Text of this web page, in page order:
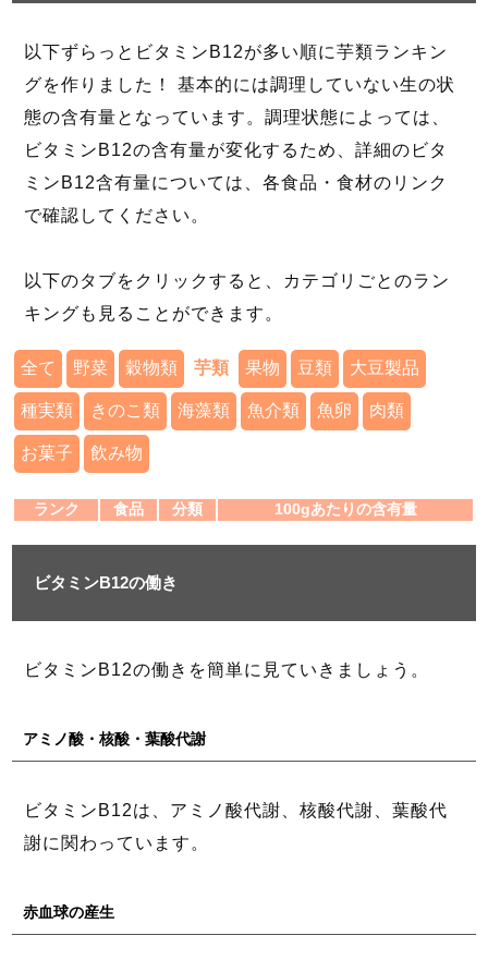
以下ずらっとビタミンB12が多い順に芋類ランキン
グを作りました！ 基本的には調理していない生の状
態の含有量となっています。調理状態によっては、
ビタミンB12の含有量が変化するため、詳細のビタ
ミンB12含有量については、各食品・食材のリンク
で確認してください。
以下のタブをクリックすると、カテゴリごとのラン
キングも見ることができます。
全て 野菜 穀物類 芋類 果物 豆類 大豆製品
種実類 きのこ類 海藻類 魚介類 魚卵 肉類
お菓子 飲み物
ランク 食品 分類 100gあたりの含有量
ビタミンB12の働き
ビタミンB12の働きを簡単に見ていきましょう。
アミノ酸・核酸・葉酸代謝
ビタミンB12は、アミノ酸代謝、核酸代謝、葉酸代
謝に関わっています。
赤血球の産生